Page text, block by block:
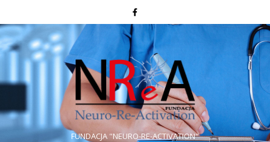
FUNDACJA "NEURO-RE-ACTIVATION"